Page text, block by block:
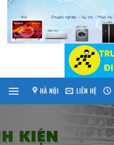
Skip
content
HÀ NỘI LIÊN HỆ